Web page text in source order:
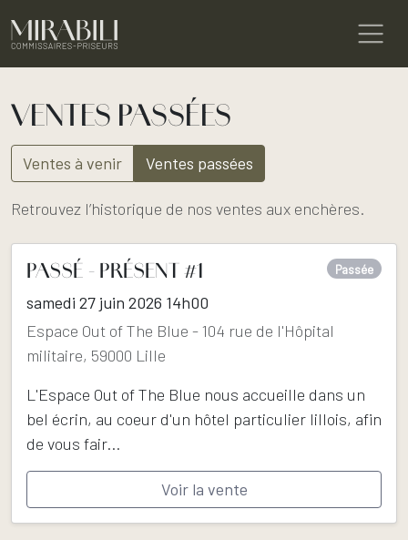
VENTES PASSÉES
Ventes à venir Ventes passées
Retrouvez l’historique de nos ventes aux enchères.
PASSÉ - PRÉSENT #1 Passée
samedi 27 juin 2026 14h00
Espace Out of The Blue - 104 rue de l'Hôpital
militaire, 59000 Lille
L'Espace Out of The Blue nous accueille dans un
bel écrin, au coeur d'un hôtel particulier lillois, afin
de vous fair...
Voir la vente